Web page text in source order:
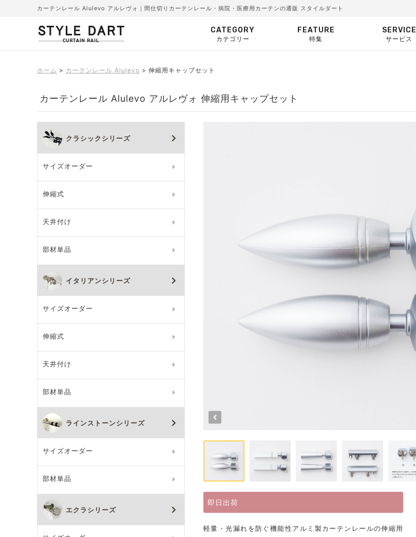
カーテンレール Alulevo アルレヴォ｜間仕切りカーテンレール・病院・医療用カーテンの通販 スタイルダート
CATEGORY
カテゴリー
FEATURE
特集
SERVICE
サービス
ホーム カーテンレール Alulevo 伸縮用キャップセット
カーテンレール Alulevo アルレヴォ 伸縮用キャップセット
即日出荷
軽量・光漏れを防ぐ機能性アルミ製カーテンレールの伸縮用
クラシックシリーズ
サイズオーダー
伸縮式
天井付け
部材単品
イタリアンシリーズ
サイズオーダー
伸縮式
天井付け
部材単品
ラインストーンシリーズ
サイズオーダー
部材単品
エクラシリーズ